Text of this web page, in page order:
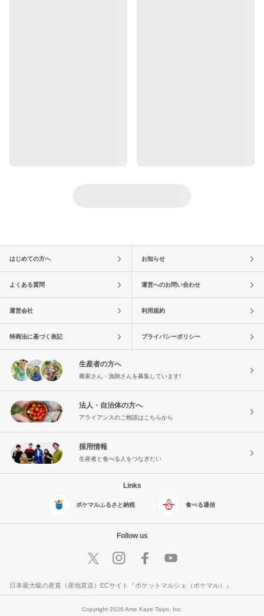
はじめての方へ お知らせ
よくある質問 運営へのお問い合わせ
運営会社 利用規約
特商法に基づく表記 プライバシーポリシー
生産者の方へ
農家さん・漁師さんを募集しています!
法人・自治体の方へ
アライアンスのご相談はこちらから
採用情報
生産者と食べる人をつなぎたい
Links
ポケマルふるさと納税 食べる通信
Follow us
日本最大級の産直（産地直送）ECサイト『ポケットマルシェ（ポケマル）』
Copyright 2026 Ame Kaze Taiyo, Inc.